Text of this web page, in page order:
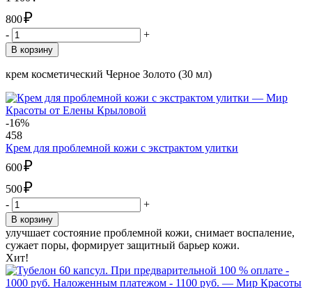
800₽
- +
В корзину
крем косметический Черное Золото (30 мл)
-16%
458
Крем для проблемной кожи с экстрактом улитки
600₽
500₽
- +
В корзину
улучшает состояние проблемной кожи, снимает воспаление,
сужает поры, формирует защитный барьер кожи.
Хит!